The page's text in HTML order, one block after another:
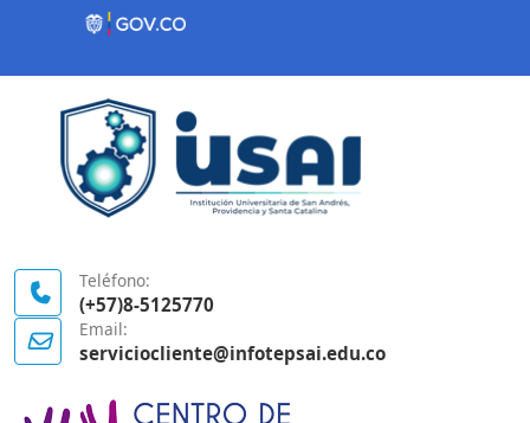
Contenido inicial
Teléfono:
(+57)8-5125770
Email:
serviciocliente@infotepsai.edu.co